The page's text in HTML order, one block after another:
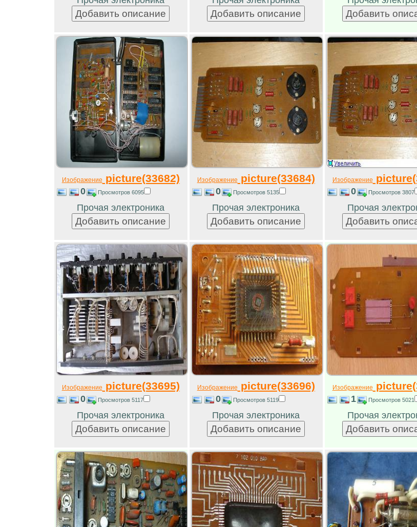
Изображение picture(33682)
0 Просмотров 6095
Прочая электроника
Изображение picture(33684)
0 Просмотров 5135
Прочая электроника
Изображение
0 Просмотров 3807
Прочая
Изображение picture(33695)
0 Просмотров 5117
Прочая электроника
Изображение picture(33696)
0 Просмотров 5119
Прочая электроника
Изображение
1 Просмотров 5021
Прочая